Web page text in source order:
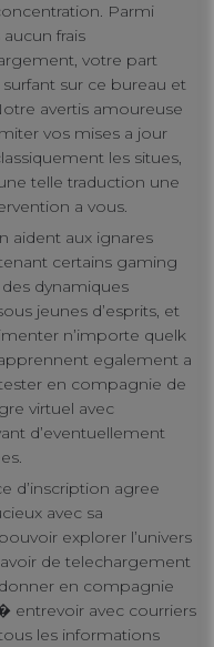
Parmi
frais
votre part
sur ce bureau et
avertis amoureuse
vos mises a jour
les situes,
telle traduction une
a vous.
aident aux ignares
certains gaming
dynamiques
jeunes d’esprits, et
n’importe quelk
egalement a
en compagnie de
virtuel avec
d’eventuellement
d’inscription agree
avec sa
explorer l’univers
de telechargement
en compagnie
entrevoir avec courriers
les informations